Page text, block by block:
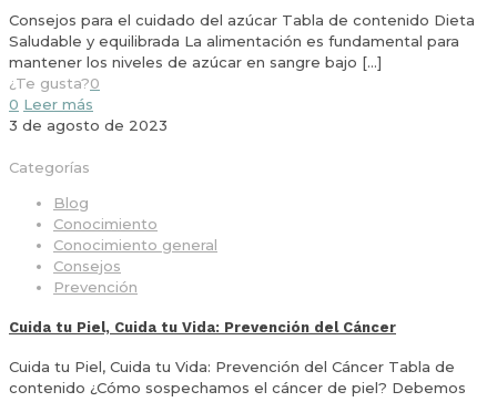
Consejos para el cuidado del azúcar Tabla de contenido Dieta
Saludable y equilibrada La alimentación es fundamental para
mantener los niveles de azúcar en sangre bajo […]
¿Te gusta?0
0 Leer más
3 de agosto de 2023
Categorías
Blog
Conocimiento
Conocimiento general
Consejos
Prevención
Cuida tu Piel, Cuida tu Vida: Prevención del Cáncer
Cuida tu Piel, Cuida tu Vida: Prevención del Cáncer Tabla de
contenido ¿Cómo sospechamos el cáncer de piel? Debemos